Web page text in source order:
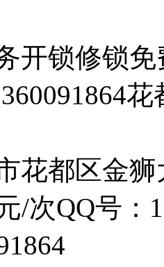
开锁修锁
花
花都区金
/次QQ号：